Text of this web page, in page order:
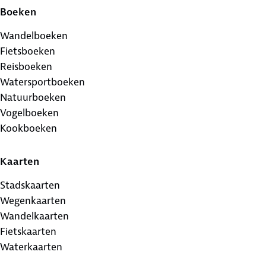
Boeken
Wandelboeken
Fietsboeken
Reisboeken
Watersportboeken
Natuurboeken
Vogelboeken
Kookboeken
Kaarten
Stadskaarten
Wegenkaarten
Wandelkaarten
Fietskaarten
Waterkaarten